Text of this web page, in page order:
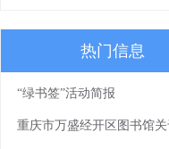
热门信息
“绿书签”活动简报